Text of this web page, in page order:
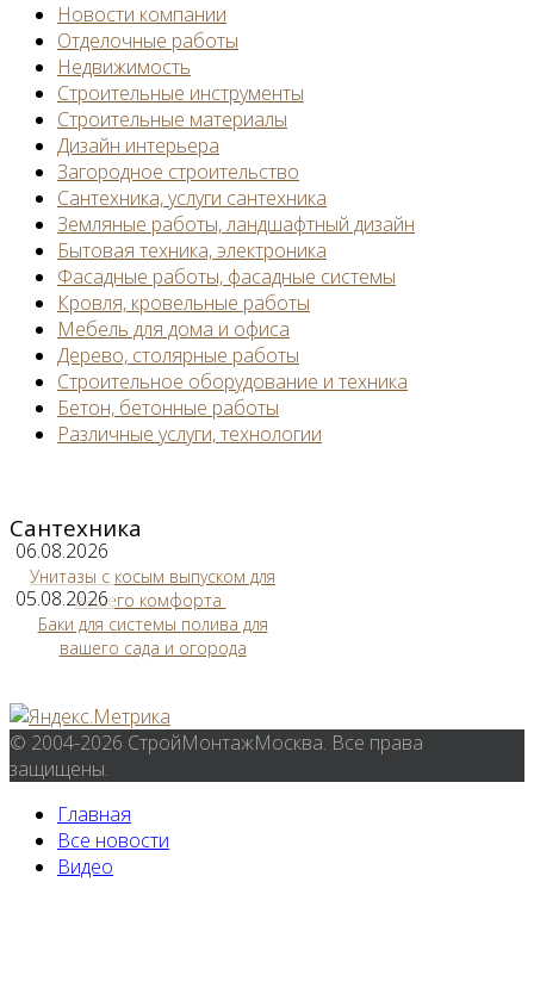
Новости компании
Отделочные работы
Недвижимость
Строительные инструменты
Строительные материалы
Дизайн интерьера
Загородное строительство
Сантехника, услуги сантехника
Земляные работы, ландшафтный дизайн
Бытовая техника, электроника
Фасадные работы, фасадные системы
Кровля, кровельные работы
Мебель для дома и офиса
Дерево, столярные работы
Строительное оборудование и техника
Бетон, бетонные работы
Различные услуги, технологии
Сантехника
06.08.2026
Унитазы с косым выпуском для
вашего комфорта
05.08.2026
Баки для системы полива для
вашего сада и огорода
© 2004-2026 СтройМонтажМосква. Все права
защищены.
Главная
Все новости
Видео